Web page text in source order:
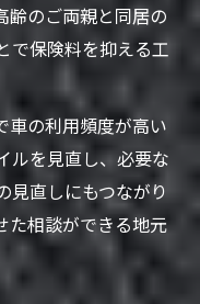
を評価する方法
会社の条件
齢のご両親と同居の
で保険料を抑える工
車の利用頻度が高い
ルを見直し、必要な
見直しにもつながり
た相談ができる地元